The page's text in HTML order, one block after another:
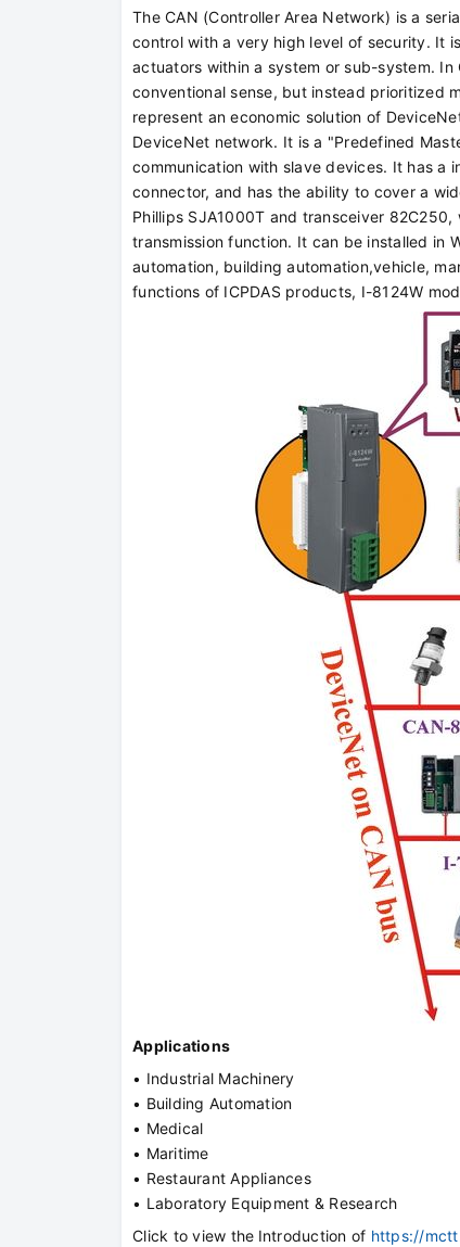
The CAN (Controller Area Network) is a
control with a very high level of security. It
actuators within a system or sub-system.
conventional sense, but instead prioritized
represent an economic solution of
DeviceNet network. It is a "Predefined
communication with slave devices. It has a
connector, and has the ability to cover a
Phillips SJA1000T and transceiver
transmission function. It can be installed in
automation, building automation,vehicle,
functions of ICPDAS products, I-8124W
Applications
• Industrial Machinery
• Building Automation
• Medical
• Maritime
• Restaurant Appliances
• Laboratory Equipment & Research
Click to view the Introduction of https://